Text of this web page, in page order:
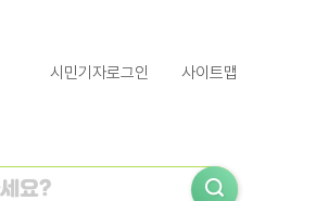
시민기자로그인 사이트맵